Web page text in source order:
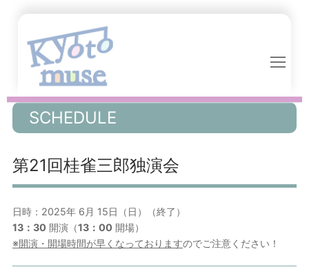
へ
ス
キ
プ
SCHEDULE
第21回桂雀三郎独演会
日時：2025年 6月 15日（日）（終了）
13：30 開演（13：00 開場）
※開演・開場時間が早くなっておりますのでご注意ください！